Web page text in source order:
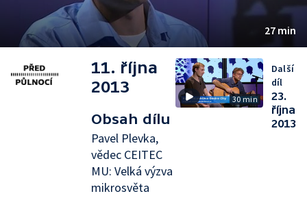
27 min
11. října
2013
Obsah dílu
Pavel Plevka,
vědec CEITEC
MU: Velká výzva
mikrosvěta
30 min
Další
díl
23.
října
2013